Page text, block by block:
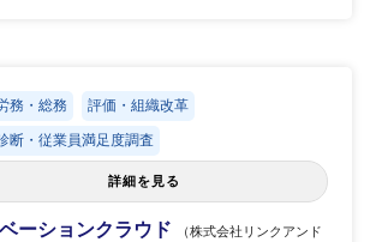
務・総務 評価・組織改革
断・従業員満足度調査
詳細を見る
ーションクラウド
（株式会社リンクアンド